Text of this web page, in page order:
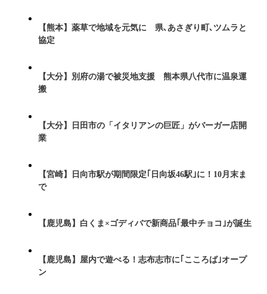
【熊本】薬草で地域を元気に 県､あさぎり町､ツムラと
協定
【大分】別府の湯で被災地支援 熊本県八代市に温泉運
搬
【大分】日田市の「イタリアンの巨匠」がバーガー店開
業
【宮崎】日向市駅が期間限定｢日向坂46駅｣に！10月末ま
で
【鹿児島】白くま×ゴディバで新商品｢最中チョコ｣が誕生
【鹿児島】屋内で遊べる！志布志市に｢こころば｣オープ
ン